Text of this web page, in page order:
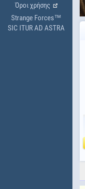
Όροι χρήσης
Strange Forces™
SIC ITUR AD ASTRA